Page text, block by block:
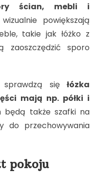
ścian, mebli i
powiększają
takie jak łóżko z
zaoszczędzić sporo
się łózka
mają np. półki i
będą także szafki na
do przechowywania
pokoju